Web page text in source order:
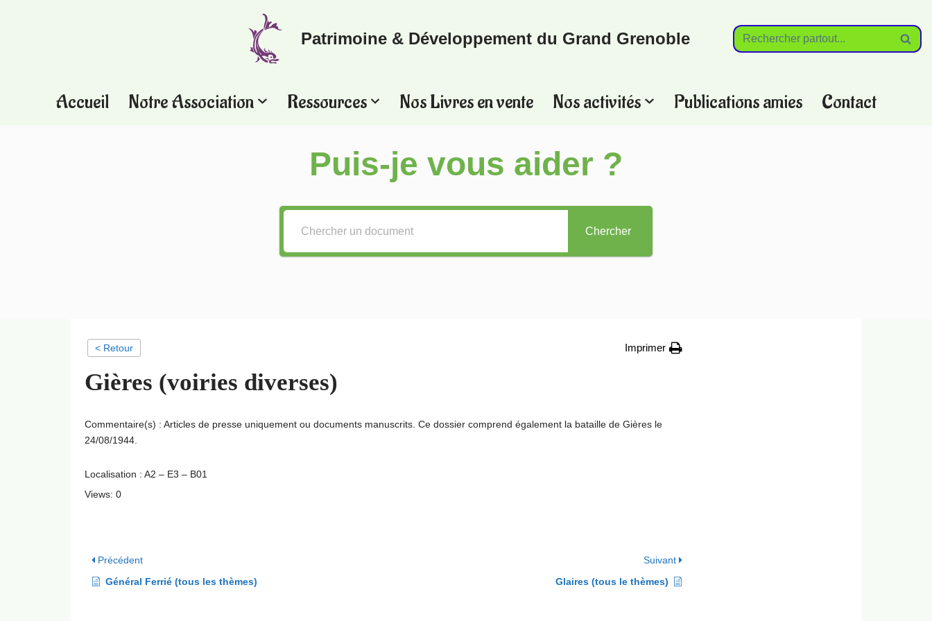
Patrimoine & Développement du Grand Grenoble
Accueil Notre Association Ressources Nos Livres en vente Nos activités Publications amies Contact
Puis-je vous aider ?
Chercher
< Retour Imprimer
Gières (voiries diverses)
Commentaire(s) : Articles de presse uniquement ou documents manuscrits. Ce dossier comprend également la bataille de Gières le
24/08/1944.
Localisation : A2 – E3 – B01
Views: 0
Précédent
Général Ferrié (tous les thèmes)
Suivant
Glaires (tous le thèmes)